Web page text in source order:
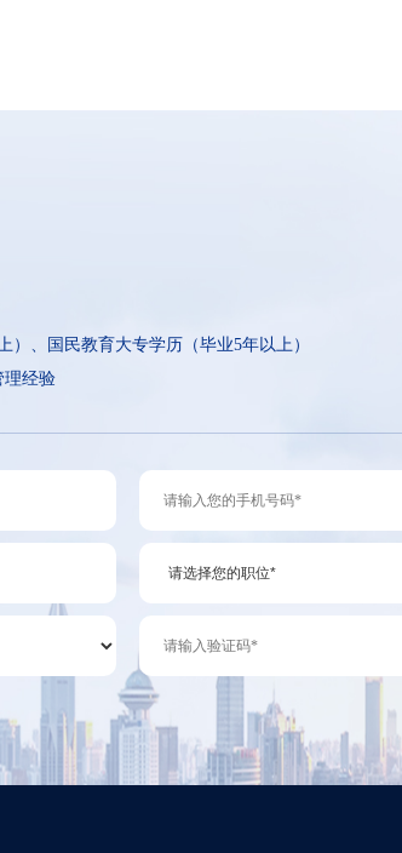
、国民教育大专学历（毕业5年以上）
理经验